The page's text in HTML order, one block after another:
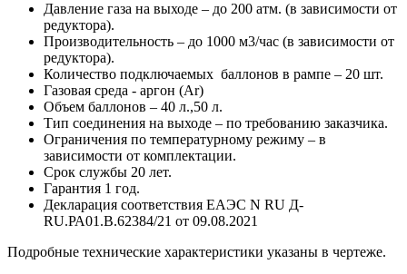
Давление газа на выходе – до 200 атм. (в зависимости от
редуктора).
Производительность – до 1000 м3/час (в зависимости от
редуктора).
Количество подключаемых баллонов в рампе – 20 шт.
Газовая среда - аргон (Ar)
Объем баллонов – 40 л.,50 л.
Тип соединения на выходе – по требованию заказчика.
Ограничения по температурному режиму – в
зависимости от комплектации.
Срок службы 20 лет.
Гарантия 1 год.
Декларация соответствия ЕАЭС N RU Д-
RU.РА01.В.62384/21 от 09.08.2021
Подробные технические характеристики указаны в чертеже.